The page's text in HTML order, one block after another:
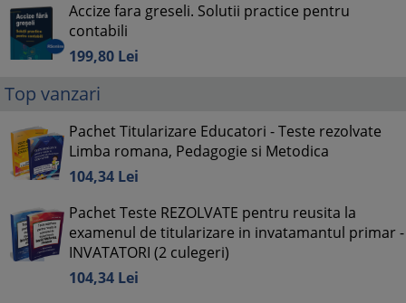
Accize fara greseli. Solutii practice pentru
contabili
199,80 Lei
Top vanzari
Pachet Titularizare Educatori - Teste rezolvate
Limba romana, Pedagogie si Metodica
104,34 Lei
Pachet Teste REZOLVATE pentru reusita la
examenul de titularizare in invatamantul primar -
INVATATORI (2 culegeri)
104,34 Lei